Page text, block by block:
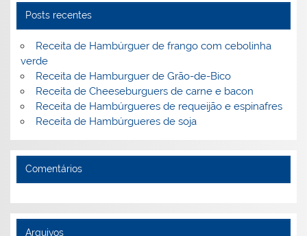
o
k
l
Posts recentes
Receita de Hambúrguer de frango com cebolinha
verde
Receita de Hamburguer de Grão-de-Bico
Receita de Cheeseburguers de carne e bacon
Receita de Hambúrgueres de requeijão e espinafres
Receita de Hambúrgueres de soja
Comentários
Arquivos